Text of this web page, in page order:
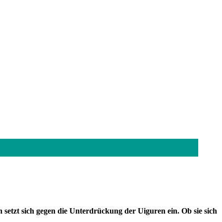
sich gegen die Unterdrückung der Uiguren ein. Ob sie sich